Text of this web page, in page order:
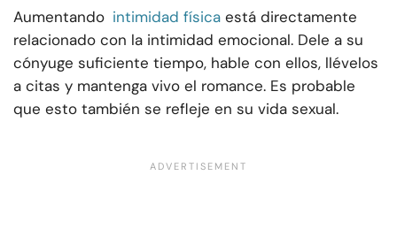
Aumentando intimidad física está directamente
relacionado con la intimidad emocional. Dele a su
cónyuge suficiente tiempo, hable con ellos, llévelos
a citas y mantenga vivo el romance. Es probable
que esto también se refleje en su vida sexual.